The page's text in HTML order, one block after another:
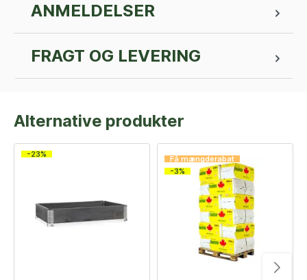
ANMELDELSER
FRAGT OG LEVERING
Alternative produkter
-23%
Få mængderabat
-3%